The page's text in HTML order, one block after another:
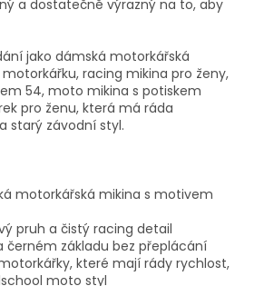
a dostatečně výrazný na to, aby
jako dámská motorkářská
racing mikina pro ženy,
54, moto mikina s potiskem
pro ženu, která má ráda
starý závodní styl.
motorkářská mikina s motivem
pruh a čistý racing detail
černém základu bez přeplácání
které mají rády rychlost,
moto styl